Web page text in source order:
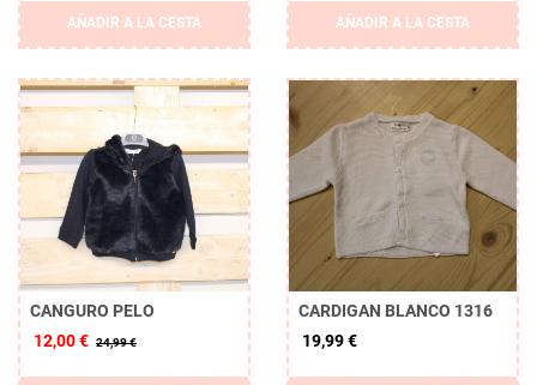
AÑADIR A LA CESTA AÑADIR A LA CESTA
CANGURO PELO
12,00 € 24,99 €
CARDIGAN BLANCO 1316
19,99 €